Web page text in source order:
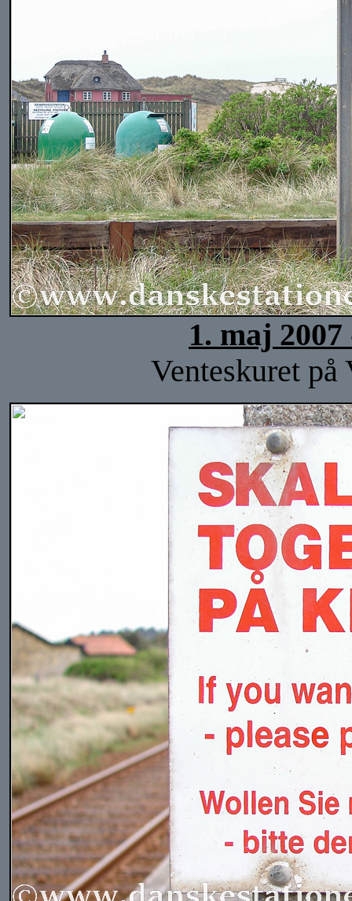
1. maj
Venteskuret